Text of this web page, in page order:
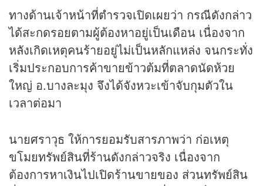
ทางด้านเจ้าหน้าที่ตำรวจเปิดเผยว่า กรณีดังกล่าว
ได้สะกดรอยตามผู้ต้องหาอยู่เป็นเดือน เนื่องจาก
หลังเกิดเหตุคนร้ายอยู่ไม่เป็นหลักแหล่ง จนกระทั่ง
เริ่มประกอบการค้าขายข้าวต้มที่ตลาดนัดห้วย
ใหญ่ อ.บางละมุง จึงได้จังหวะเข้าจับกุมตัวใน
เวลาต่อมา
นายศราวุธ ให้การยอมรับสารภาพว่า ก่อเหตุ
ขโมยทรัพย์สินที่ร้านดังกล่าวจริง เนื่องจาก
ต้องการหาเงินไปเปิดร้านขายของ ส่วนทรัพย์สิน